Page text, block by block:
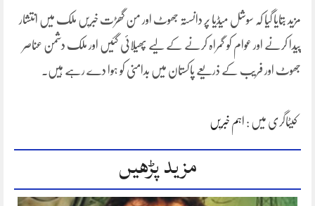
مزید بتایا گیا کہ سوشل میڈیا پر دانستہ جھوٹ اور من گھڑت خبریں ملک میں انتشار
پیدا کرنے اور عوام کو گمراہ کرنے کے لیے پھیلائی گئیں اور ملک دشمن عناصر
جھوٹ اور فریب کے ذریعے پاکستان میں بدامنی کو ہوا دے رہے ہیں۔
کیٹاگری میں : اہم خبریں
مزید پڑھیں